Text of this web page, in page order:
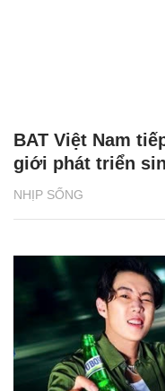
NHỊP SỐNG
BAT Việt Nam
giới phát triển